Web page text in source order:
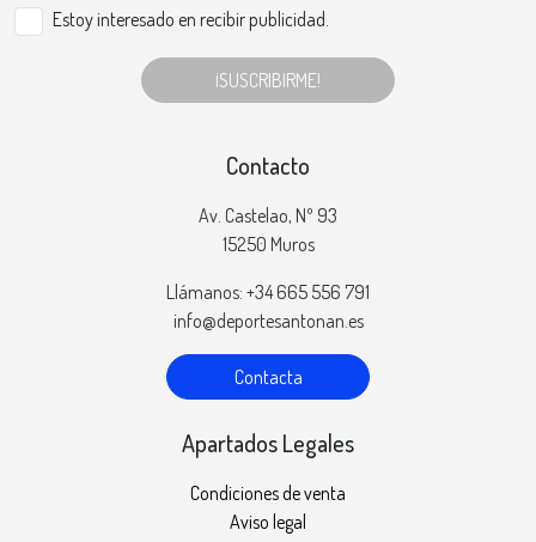
Estoy interesado en recibir publicidad.
¡SUSCRIBIRME!
Contacto
Av. Castelao, Nº 93
15250 Muros
Llámanos: +34 665 556 791
info@deportesantonan.es
Contacta
Apartados Legales
Condiciones de venta
Aviso legal